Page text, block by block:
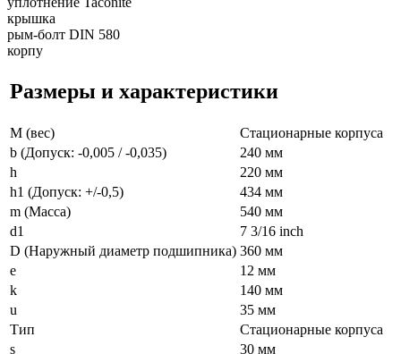
крышка
рым-болт DIN 580
корпу
Размеры и характеристики
M (вес)
Стационарные корпуса
b (Допуск: -0,005 / -0,035)
240 мм
h
220 мм
h1 (Допуск: +/-0,5)
434 мм
m (Масса)
540 мм
d1
7 3/16 inch
D (Наружный диаметр подшипника) 360 мм
e
12 мм
k
140 мм
u
35 мм
Тип
Стационарные корпуса
s
30 мм